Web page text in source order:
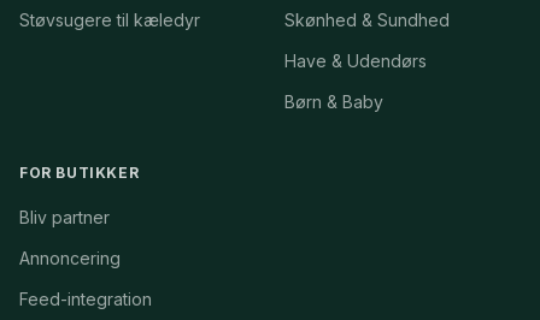
Støvsugere til kæledyr
Skønhed & Sundhed
Have & Udendørs
Børn & Baby
FOR BUTIKKER
Bliv partner
Annoncering
Feed-integration